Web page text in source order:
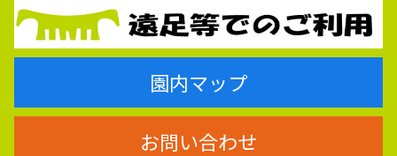
園内マップ
お問い合わせ